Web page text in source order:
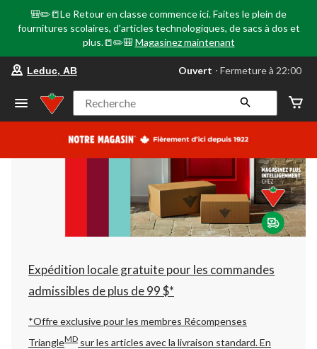
🎒✏️📒Le Retour en classe commence ici. Faites le plein de
fournitures scolaires, d'articles technologiques, de sacs à dos et
plus.📒✏️🎒 Magasinez maintenant
votre
préféré
Leduc,
AB,
courament
Fermeture
à
22:00
cliquer
pour
changer
Leduc, AB Ouvert ⋅ Fermeture à 22:00
Recherche
Expédition locale gratuite pour les commandes
admissibles de plus de 99 $*
*Offre exclusive pour les membres Récompenses
TriangleMD sur les articles avec la livraison standard.En